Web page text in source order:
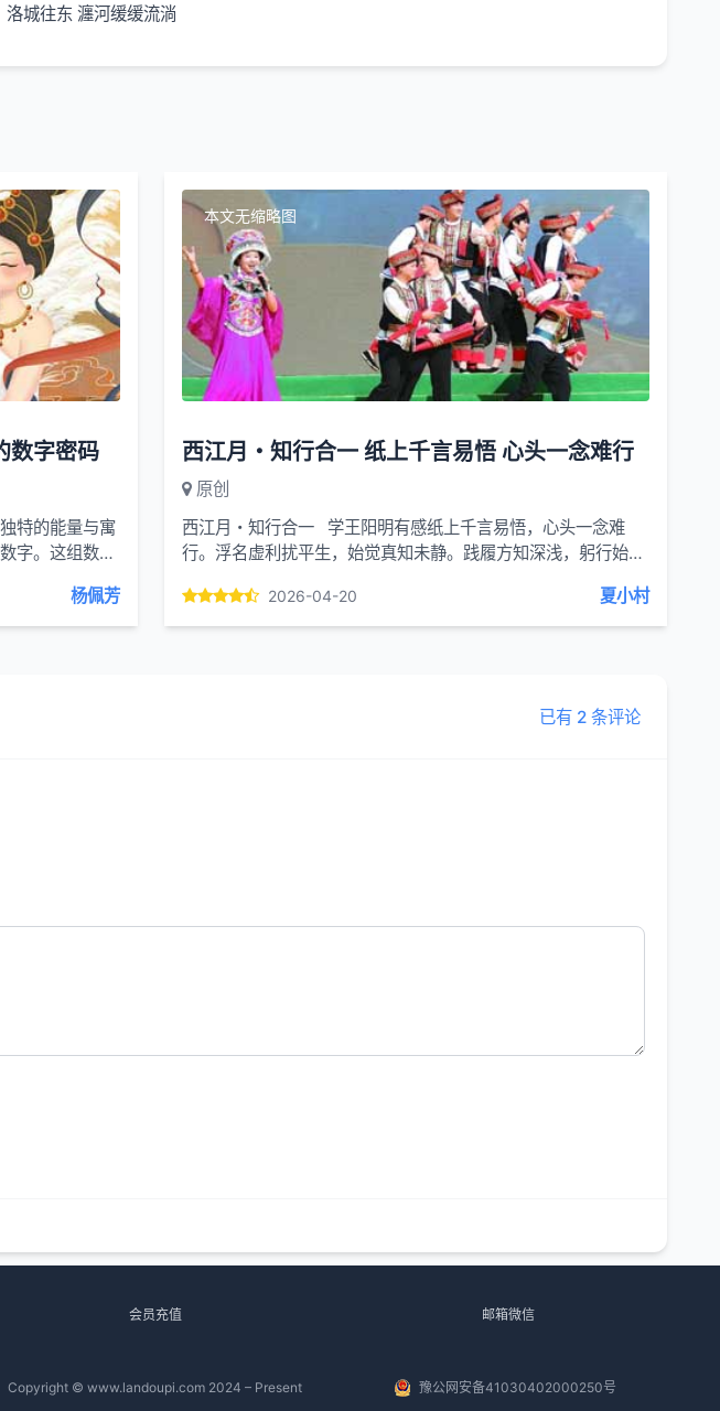
城往东 瀍河缓缓流淌
数字密码
特的能量与寓
字。这组数字
杨佩芳
本文无缩略图
西江月・知行合一 纸上千言易悟 心头一念难行
原创
西江月・知行合一 学王阳明有感纸上千言易悟，心头一念难
行。浮名虚利扰平生，始觉真知未静。践履方知深浅，躬行始见
2026-04-20 夏小村
已有 2 条评论
会员充值 邮箱微信
Copyright © www.landoupi.com 2024 – Present 豫公网安备41030402000250号